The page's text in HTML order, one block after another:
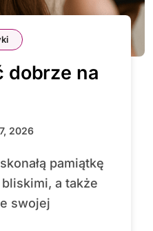
dobrze na
2026
a także
swojej